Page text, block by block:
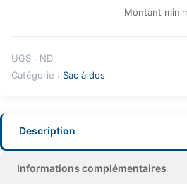
Montant
UGS : ND
Catégorie : Sac à dos
Description
Informations complémentaires